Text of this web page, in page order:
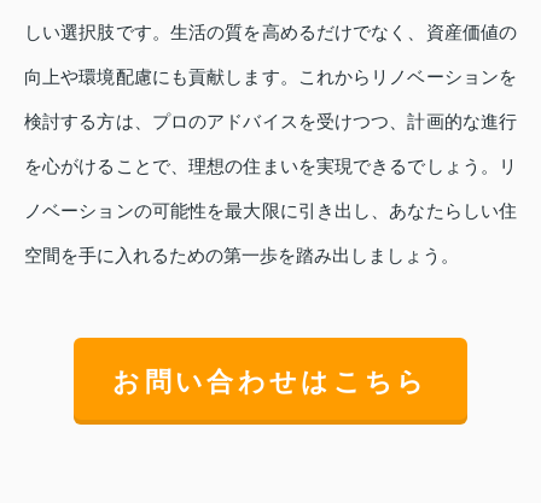
しい選択肢です。生活の質を高めるだけでなく、資産価値の
向上や環境配慮にも貢献します。これからリノベーションを
検討する方は、プロのアドバイスを受けつつ、計画的な進行
を心がけることで、理想の住まいを実現できるでしょう。リ
ノベーションの可能性を最大限に引き出し、あなたらしい住
空間を手に入れるための第一歩を踏み出しましょう。
お問い合わせはこちら